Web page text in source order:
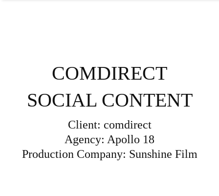
COMDIRECT
SOCIAL CONTENT
Client: comdirect
Agency: Apollo 18
Production Company: Sunshine Film